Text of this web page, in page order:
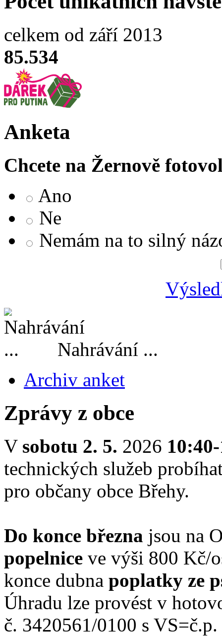
celkem od září 2013
85.534
Anketa
Chcete na Žernově
Ano
Ne
Nemám na to silný
Nahrávání ...
Archiv anket
Zprávy z obce
V sobotu 2. 5. 2026
technických služeb
pro občany obce Břehy.
Do konce března jsou na
popelnice ve výši 800 Kč/
konce dubna poplatky ze
Úhradu lze provést v
č. 3420561/0100 s VS=č.p.